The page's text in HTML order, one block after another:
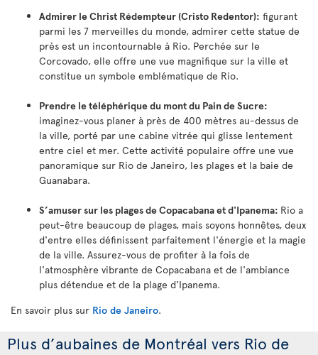
Admirer le Christ Rédempteur (Cristo Redentor): figurant
parmi les 7 merveilles du monde, admirer cette statue de
près est un incontournable à Rio. Perchée sur le
Corcovado, elle offre une vue magnifique sur la ville et
constitue un symbole emblématique de Rio.
Prendre le téléphérique du mont du Pain de Sucre:
imaginez-vous planer à près de 400 mètres au-dessus de
la ville, porté par une cabine vitrée qui glisse lentement
entre ciel et mer. Cette activité populaire offre une vue
panoramique sur Rio de Janeiro, les plages et la baie de
Guanabara.
S’amuser sur les plages de Copacabana et d'Ipanema: Rio a
peut-être beaucoup de plages, mais soyons honnêtes, deux
d'entre elles définissent parfaitement l'énergie et la magie
de la ville. Assurez-vous de profiter à la fois de
l'atmosphère vibrante de Copacabana et de l'ambiance
plus détendue et de la plage d'Ipanema.
En savoir plus sur Rio de Janeiro.
Plus d’aubaines de Montréal vers Rio de